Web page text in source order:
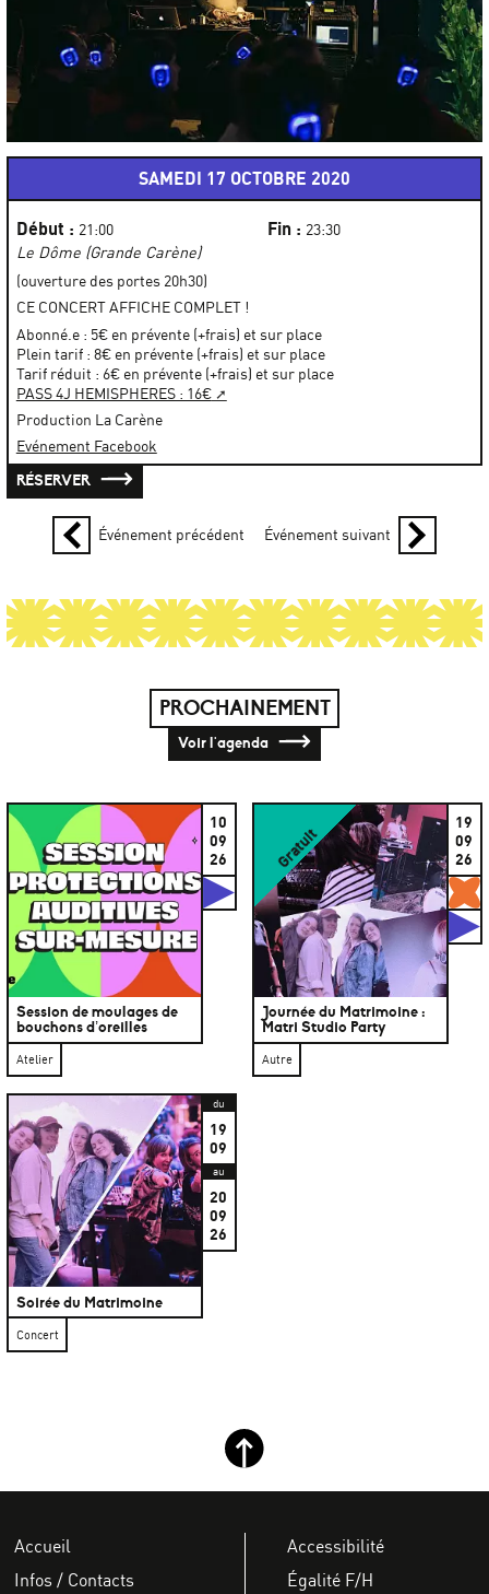
SAMEDI 17 OCTOBRE 2020
Début : 21:00 Fin : 23:30
Le Dôme (Grande Carène)
(ouverture des portes 20h30)
CE CONCERT AFFICHE COMPLET !
Abonné.e : 5€ en prévente (+frais) et sur place
Plein tarif : 8€ en prévente (+frais) et sur place
Tarif réduit : 6€ en prévente (+frais) et sur place
PASS 4J HEMISPHERES : 16€
Production La Carène
Evénement Facebook
RÉSERVER
Événement précédent Événement suivant
PROCHAINEMENT
Voir l'agenda
Session de moulages de
bouchons d’oreilles
10
09
26
Studios
Atelier
Gratuit
Journée du Matrimoine :
Matri Studio Party
19
09
26
Autre
Soirée du Matrimoine
du
19
09
au
20
09
26
Concert
Retour haut de page
Accueil
Infos / Contacts
Accessibilité
Égalité F/H